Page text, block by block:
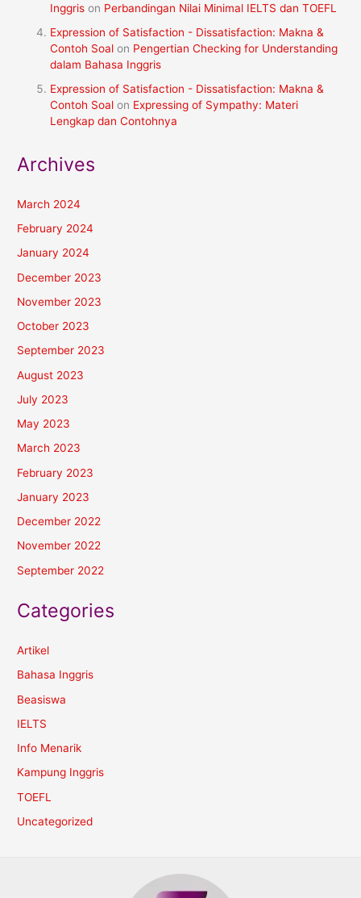
Inggris on Perbandingan Nilai Minimal IELTS dan TOEFL
Expression of Satisfaction - Dissatisfaction: Makna &
Contoh Soal on Pengertian Checking for Understanding
dalam Bahasa Inggris
Expression of Satisfaction - Dissatisfaction: Makna &
Contoh Soal on Expressing of Sympathy: Materi
Lengkap dan Contohnya
Archives
March 2024
February 2024
January 2024
December 2023
November 2023
October 2023
September 2023
August 2023
July 2023
May 2023
March 2023
February 2023
January 2023
December 2022
November 2022
September 2022
Categories
Artikel
Bahasa Inggris
Beasiswa
IELTS
Info Menarik
Kampung Inggris
TOEFL
Uncategorized